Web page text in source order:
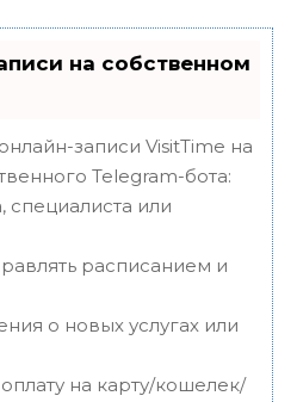
на собственном
записи VisitTime на
Telegram-бота:
специалиста или
расписанием и
о новых услугах или
на карту/кошелек/